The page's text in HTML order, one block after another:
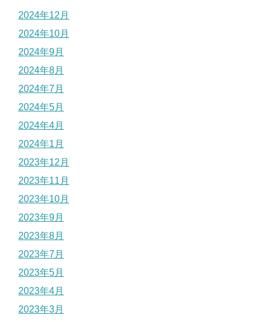
2024年12月
2024年10月
2024年9月
2024年8月
2024年7月
2024年5月
2024年4月
2024年1月
2023年12月
2023年11月
2023年10月
2023年9月
2023年8月
2023年7月
2023年5月
2023年4月
2023年3月